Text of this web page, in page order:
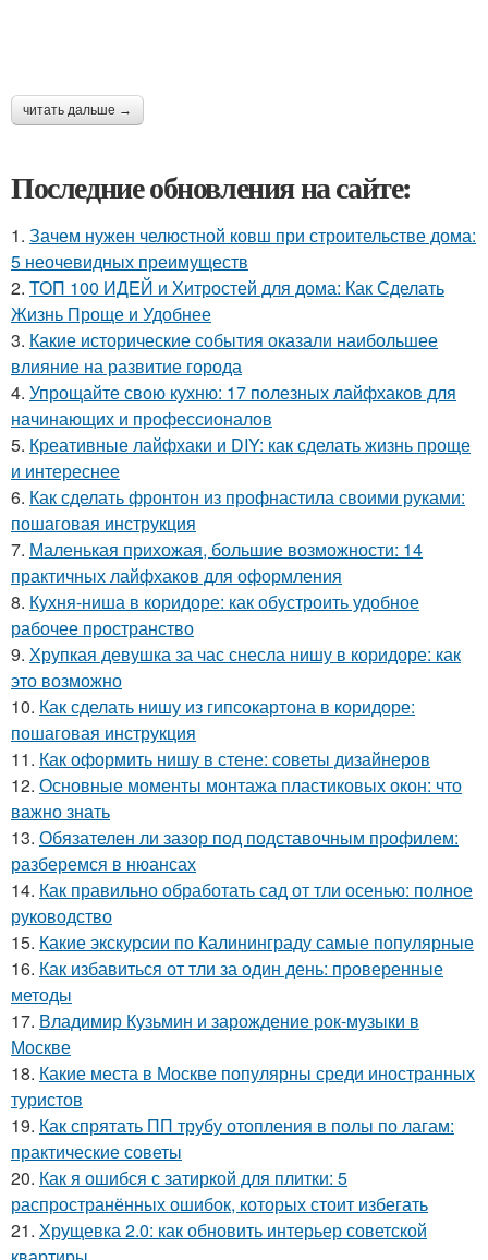
читать дальше →
Последние обновления на сайте:
1. Зачем нужен челюстной ковш при строительстве дома:
5 неочевидных преимуществ
2. ТОП 100 ИДЕЙ и Хитростей для дома: Как Сделать
Жизнь Проще и Удобнее
3. Какие исторические события оказали наибольшее
влияние на развитие города
4. Упрощайте свою кухню: 17 полезных лайфхаков для
начинающих и профессионалов
5. Креативные лайфхаки и DIY: как сделать жизнь проще
и интереснее
6. Как сделать фронтон из профнастила своими руками:
пошаговая инструкция
7. Маленькая прихожая, большие возможности: 14
практичных лайфхаков для оформления
8. Кухня-ниша в коридоре: как обустроить удобное
рабочее пространство
9. Хрупкая девушка за час снесла нишу в коридоре: как
это возможно
10. Как сделать нишу из гипсокартона в коридоре:
пошаговая инструкция
11. Как оформить нишу в стене: советы дизайнеров
12. Основные моменты монтажа пластиковых окон: что
важно знать
13. Обязателен ли зазор под подставочным профилем:
разберемся в нюансах
14. Как правильно обработать сад от тли осенью: полное
руководство
15. Какие экскурсии по Калининграду самые популярные
16. Как избавиться от тли за один день: проверенные
методы
17. Владимир Кузьмин и зарождение рок-музыки в
Москве
18. Какие места в Москве популярны среди иностранных
туристов
19. Как спрятать ПП трубу отопления в полы по лагам:
практические советы
20. Как я ошибся с затиркой для плитки: 5
распространённых ошибок, которых стоит избегать
21. Хрущевка 2.0: как обновить интерьер советской